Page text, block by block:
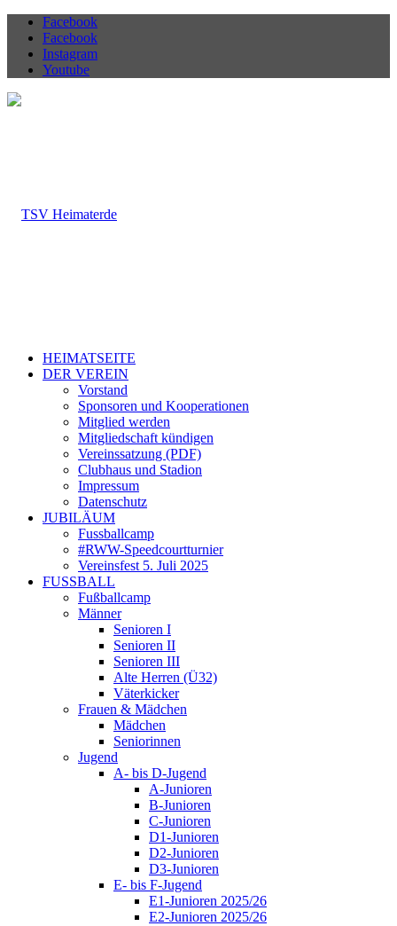
Facebook
Facebook
Instagram
Youtube
HEIMATSEITE
DER VEREIN
Vorstand
Sponsoren und Kooperationen
Mitglied werden
Mitgliedschaft kündigen
Vereinssatzung (PDF)
Clubhaus und Stadion
Impressum
Datenschutz
JUBILÄUM
Fussballcamp
#RWW-Speedcourtturnier
Vereinsfest 5. Juli 2025
FUSSBALL
Fußballcamp
Männer
Senioren I
Senioren II
Senioren III
Alte Herren (Ü32)
Väterkicker
Frauen & Mädchen
Mädchen
Seniorinnen
Jugend
A- bis D-Jugend
A-Junioren
B-Junioren
C-Junioren
D1-Junioren
D2-Junioren
D3-Junioren
E- bis F-Jugend
E1-Junioren 2025/26
E2-Junioren 2025/26